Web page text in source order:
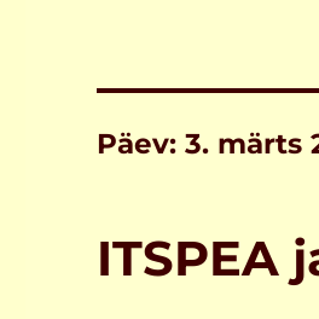
Päev:3. märts
ITSPEA